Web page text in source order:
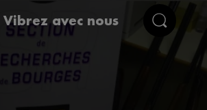
Vibrez avec nous